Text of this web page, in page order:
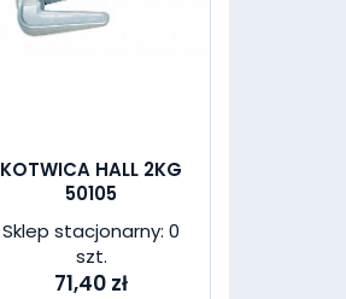
KOTWICA HALL 2KG
50105
Sklep stacjonarny: 0
szt.
71,40 zł